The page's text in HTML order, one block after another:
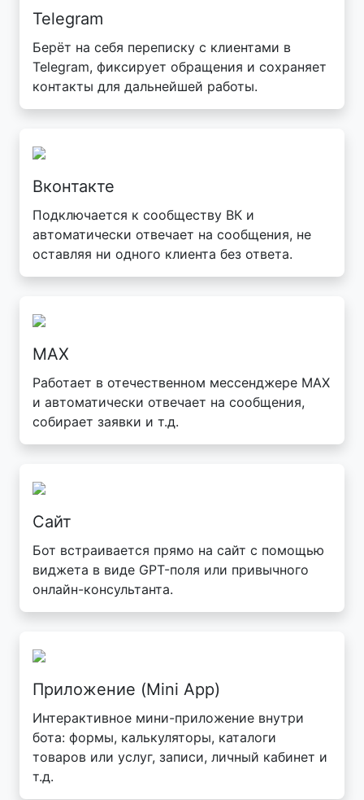
Telegram
Берёт на себя переписку с клиентами в
Telegram, фиксирует обращения и сохраняет
контакты для дальнейшей работы.
Вконтакте
Подключается к сообществу ВК и
автоматически отвечает на сообщения, не
оставляя ни одного клиента без ответа.
MAX
Работает в отечественном мессенджере MAX
и автоматически отвечает на сообщения,
собирает заявки и т.д.
Сайт
Бот встраивается прямо на сайт с помощью
виджета в виде GPT-поля или привычного
онлайн-консультанта.
Приложение (Mini App)
Интерактивное мини-приложение внутри
бота: формы, калькуляторы, каталоги
товаров или услуг, записи, личный кабинет и
т.д.